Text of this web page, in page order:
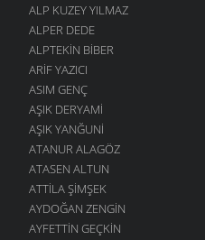
ALP KUZEY YILMAZ
ALPER DEDE
ALPTEKIN BIBER
ARIF YAZICI
ASIM GENÇ
AŞIK DERYAMI
AŞIK YANĞUNI
ATANUR ALAGÖZ
ATASEN ALTUN
ATTILA ŞIMŞEK
AYDOĞAN ZENGIN
AYFETTIN GEÇKIN